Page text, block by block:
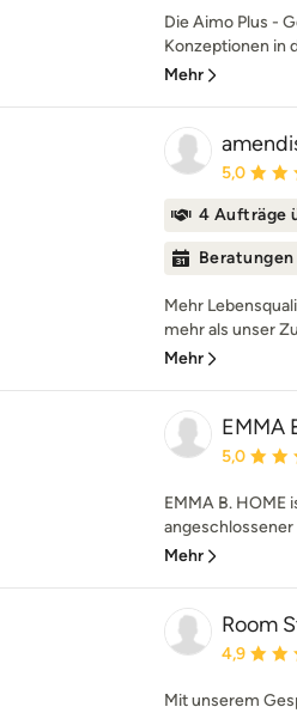
Die Aimo Plus -
Konzeptionen in
Mehr
5,0
4 Aufträge
Mehr
mehr als unser
Mehr
EMMA
5,0
EMMA B. HOME
Mehr
Room
4,9
Mit unserem